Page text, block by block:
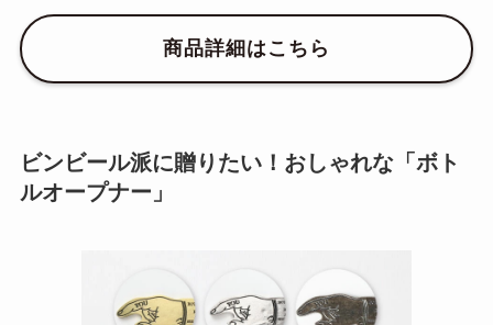
商品詳細はこちら
ビンビール派に贈りたい！おしゃれな「ボト
ルオープナー」